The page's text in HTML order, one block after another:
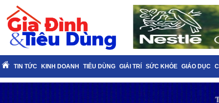
TIN TỨC KINH DOANH TIÊU DÙNG GIẢI TRÍ SỨC KHỎE GIÁO DỤC